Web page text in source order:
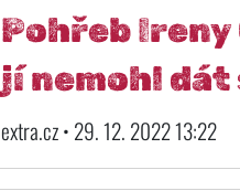
Pohřeb
jí nemohl dát
extra.cz • 29. 12. 2022 13:22